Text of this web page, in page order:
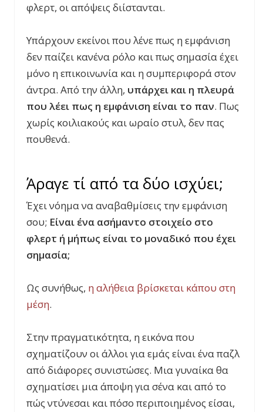
φλερτ, οι απόψεις διίστανται.
Υπάρχουν εκείνοι που λένε πως η εμφάνιση
δεν παίζει κανένα ρόλο και πως σημασία έχει
μόνο η επικοινωνία και η συμπεριφορά στον
άντρα. Από την άλλη, υπάρχει και η πλευρά
που λέει πως η εμφάνιση είναι το παν. Πως
χωρίς κοιλιακούς και ωραίο στυλ, δεν πας
πουθενά.
Άραγε τί από τα δύο ισχύει;
Έχει νόημα να αναβαθμίσεις την εμφάνιση
σου; Είναι ένα ασήμαντο στοιχείο στο
φλερτ ή μήπως είναι το μοναδικό που έχει
σημασία;
Ως συνήθως, η αλήθεια βρίσκεται κάπου στη
μέση.
Στην πραγματικότητα, η εικόνα που
σχηματίζουν οι άλλοι για εμάς είναι ένα παζλ
από διάφορες συνιστώσες. Μια γυναίκα θα
σχηματίσει μια άποψη για σένα και από το
πώς ντύνεσαι και πόσο περιποιημένος είσαι,